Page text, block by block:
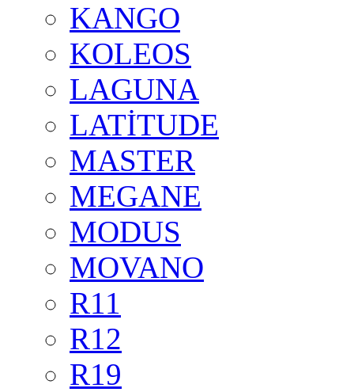
KANGO
KOLEOS
LAGUNA
LATİTUDE
MASTER
MEGANE
MODUS
MOVANO
R11
R12
R19